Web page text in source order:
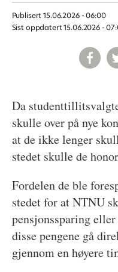
Publisert 15.06.2026 - 06:00
Sist oppdatert 15.06.2026 -
Da
skulle over på nye
at de ikke lenger
stedet skulle de
Fordelen de ble
stedet for at NTNU
pensjonssparing
disse pengene gå
gjennom en høyere